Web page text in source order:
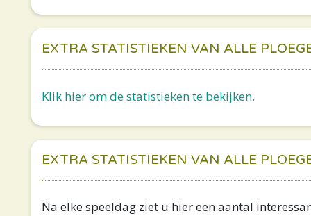
EXTRA STATISTIEKEN VAN ALLE
Klik hier om de statistieken te bekijken.
EXTRA STATISTIEKEN VAN ALLE
Na elke speeldag ziet u hier een aantal